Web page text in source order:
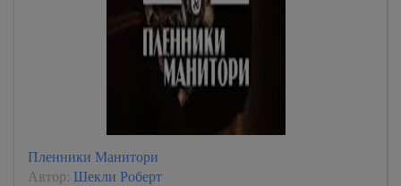
Пленники Манитори
Автор: Шекли Роберт